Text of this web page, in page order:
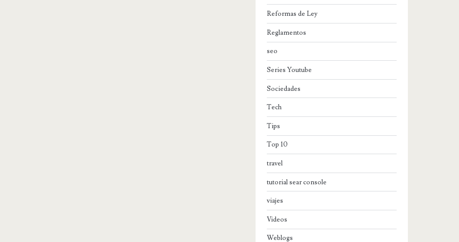
Reformas de Ley
Reglamentos
seo
Series Youtube
Sociedades
Tech
Tips
Top 10
travel
tutorial sear console
viajes
Videos
Weblogs